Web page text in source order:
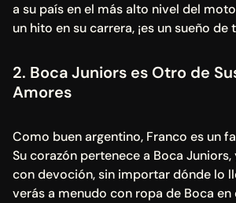
a su país en el más alto nivel del
un hito en su carrera, ¡es un sueño de
2. Boca Juniors es Otro de
Amores
Como buen argentino, Franco es un
Su corazón pertenece a Boca
con devoción, sin importar dónde lo
verás a menudo con ropa de Boca en